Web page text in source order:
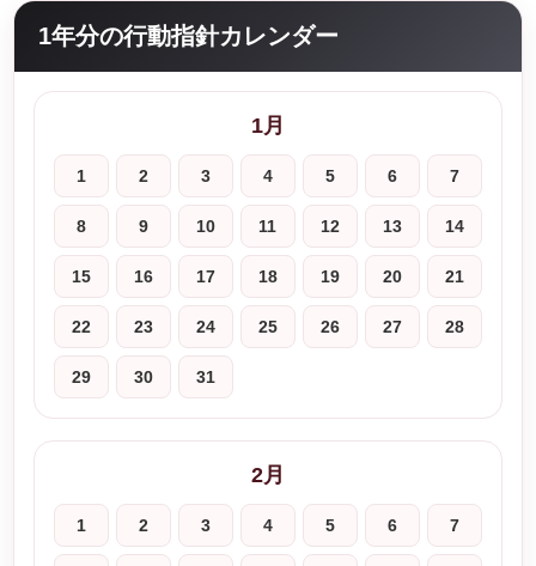
1年分の行動指針カレンダー
1月
1 2 3 4 5 6 7
8 9 10 11 12 13 14
15 16 17 18 19 20 21
22 23 24 25 26 27 28
29 30 31
2月
1 2 3 4 5 6 7